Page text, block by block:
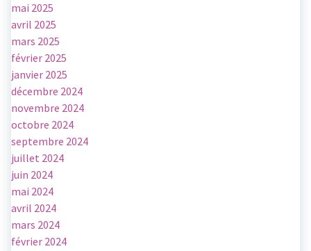
mai 2025
avril 2025
mars 2025
février 2025
janvier 2025
décembre 2024
novembre 2024
octobre 2024
septembre 2024
juillet 2024
juin 2024
mai 2024
avril 2024
mars 2024
février 2024